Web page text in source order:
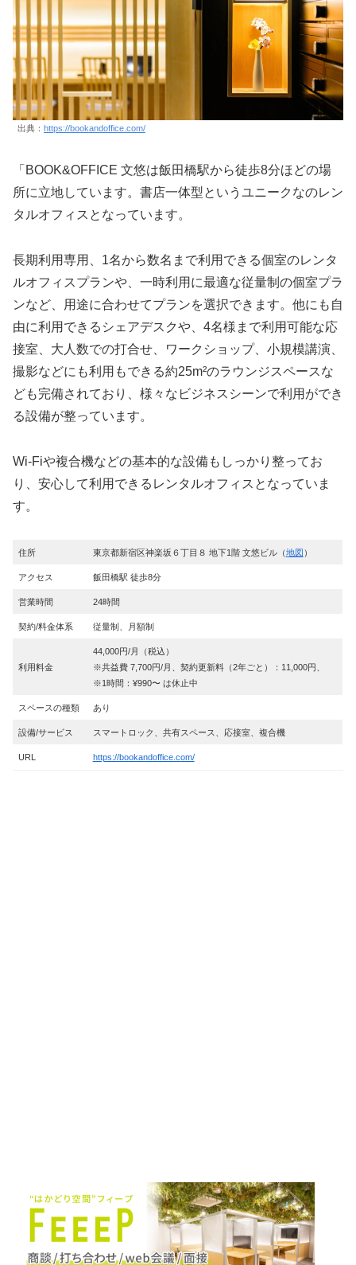
出典： https://bookandoffice.com/
「BOOK&OFFICE 文悠は飯田橋駅から徒歩8分ほどの場
所に立地しています。書店一体型というユニークなのレン
タルオフィスとなっています。
長期利用専用、1名から数名まで利用できる個室のレンタ
ルオフィスプランや、一時利用に最適な従量制の個室プラ
ンなど、用途に合わせてプランを選択できます。他にも自
由に利用できるシェアデスクや、4名様まで利用可能な応
接室、大人数での打合せ、ワークショップ、小規模講演、
撮影などにも利用もできる約25m²のラウンジスペースな
ども完備されており、様々なビジネスシーンで利用ができ
る設備が整っています。
Wi-Fiや複合機などの基本的な設備もしっかり整ってお
り、安心して利用できるレンタルオフィスとなっていま
す。
住所 東京都新宿区神楽坂６丁目８ 地下1階 文悠ビル（地図 ）
アクセス 飯田橋駅 徒歩8分
営業時間 24時間
契約/料金体系 従量制、月額制
利用料金
44,000円/月（税込）
※共益費 7,700円/月、契約更新料（2年ごと）：11,000円、
※1時間：¥990〜 は休止中
スペースの種類 あり
設備/サービス スマートロック、共有スペース、応接室、複合機
URL https://bookandoffice.com/